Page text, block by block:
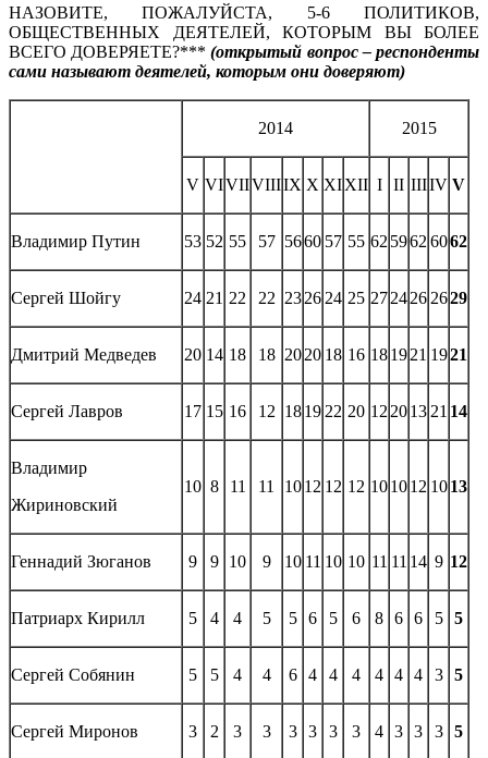
НАЗОВИТЕ, ПОЖАЛУЙСТА, 5-6 ПОЛИТИКОВ,
ОБЩЕСТВЕННЫХ ДЕЯТЕЛЕЙ, КОТОРЫМ ВЫ БОЛЕЕ
ВСЕГО ДОВЕРЯЕТЕ?***(открытый вопрос – респонденты
сами называют деятелей, которым они доверяют)
2014 2015
V VIVIIVIIIIX X XIXII I II IIIIV V
Владимир Путин 53 52 55 57 5660 57 55 62 5962 6062
Сергей Шойгу 24 21 22 22 23 26 24 25 272426 2629
Дмитрий Медведев 20 14 18 18 20 20 18 16 181921 1921
Сергей Лавров 17 15 16 12 18 19 22 20 12 2013 21 14
Владимир
Жириновский
10 8 11 11 10 12 12 12 101012 10 13
Геннадий Зюганов 9 9 10 9 10 11 10 10 11 11 14 9 12
Патриарх Кирилл 5 4 4 5 5 6 5 6 8 6 6 5 5
Сергей Собянин 5 5 4 4 6 4 4 4 4 4 4 3 5
Сергей Миронов 3 2 3 3 3 3 3 3 4 3 3 3 5